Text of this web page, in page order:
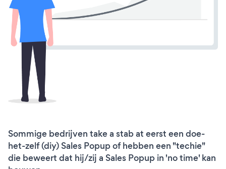
Sommige bedrijven take a stab at eerst een doe-
het-zelf (diy) Sales Popup of hebben een "techie"
die beweert dat hij/zij a Sales Popup in 'no time' kan